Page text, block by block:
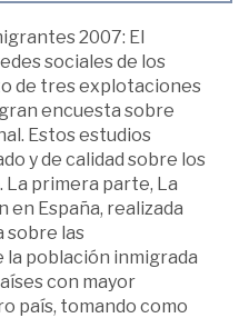
2007: El
sociales de los
de tres explotaciones
encuesta sobre
Estos estudios
y de calidad sobre los
La primera parte, La
en España, realizada
sobre las
población inmigrada
con mayor
país, tomando como